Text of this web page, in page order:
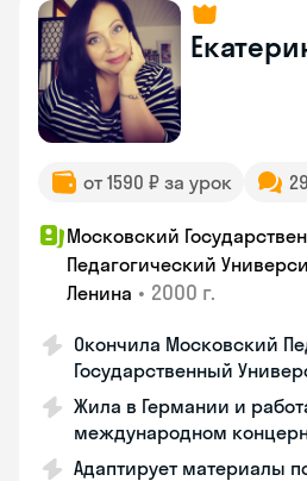
от 1590 ₽ за урок
Московский
Педагогический
Ленина • 2000 г.
Окончила Московский
Государственный
Жила в Германии и
международном
Адаптирует материалы